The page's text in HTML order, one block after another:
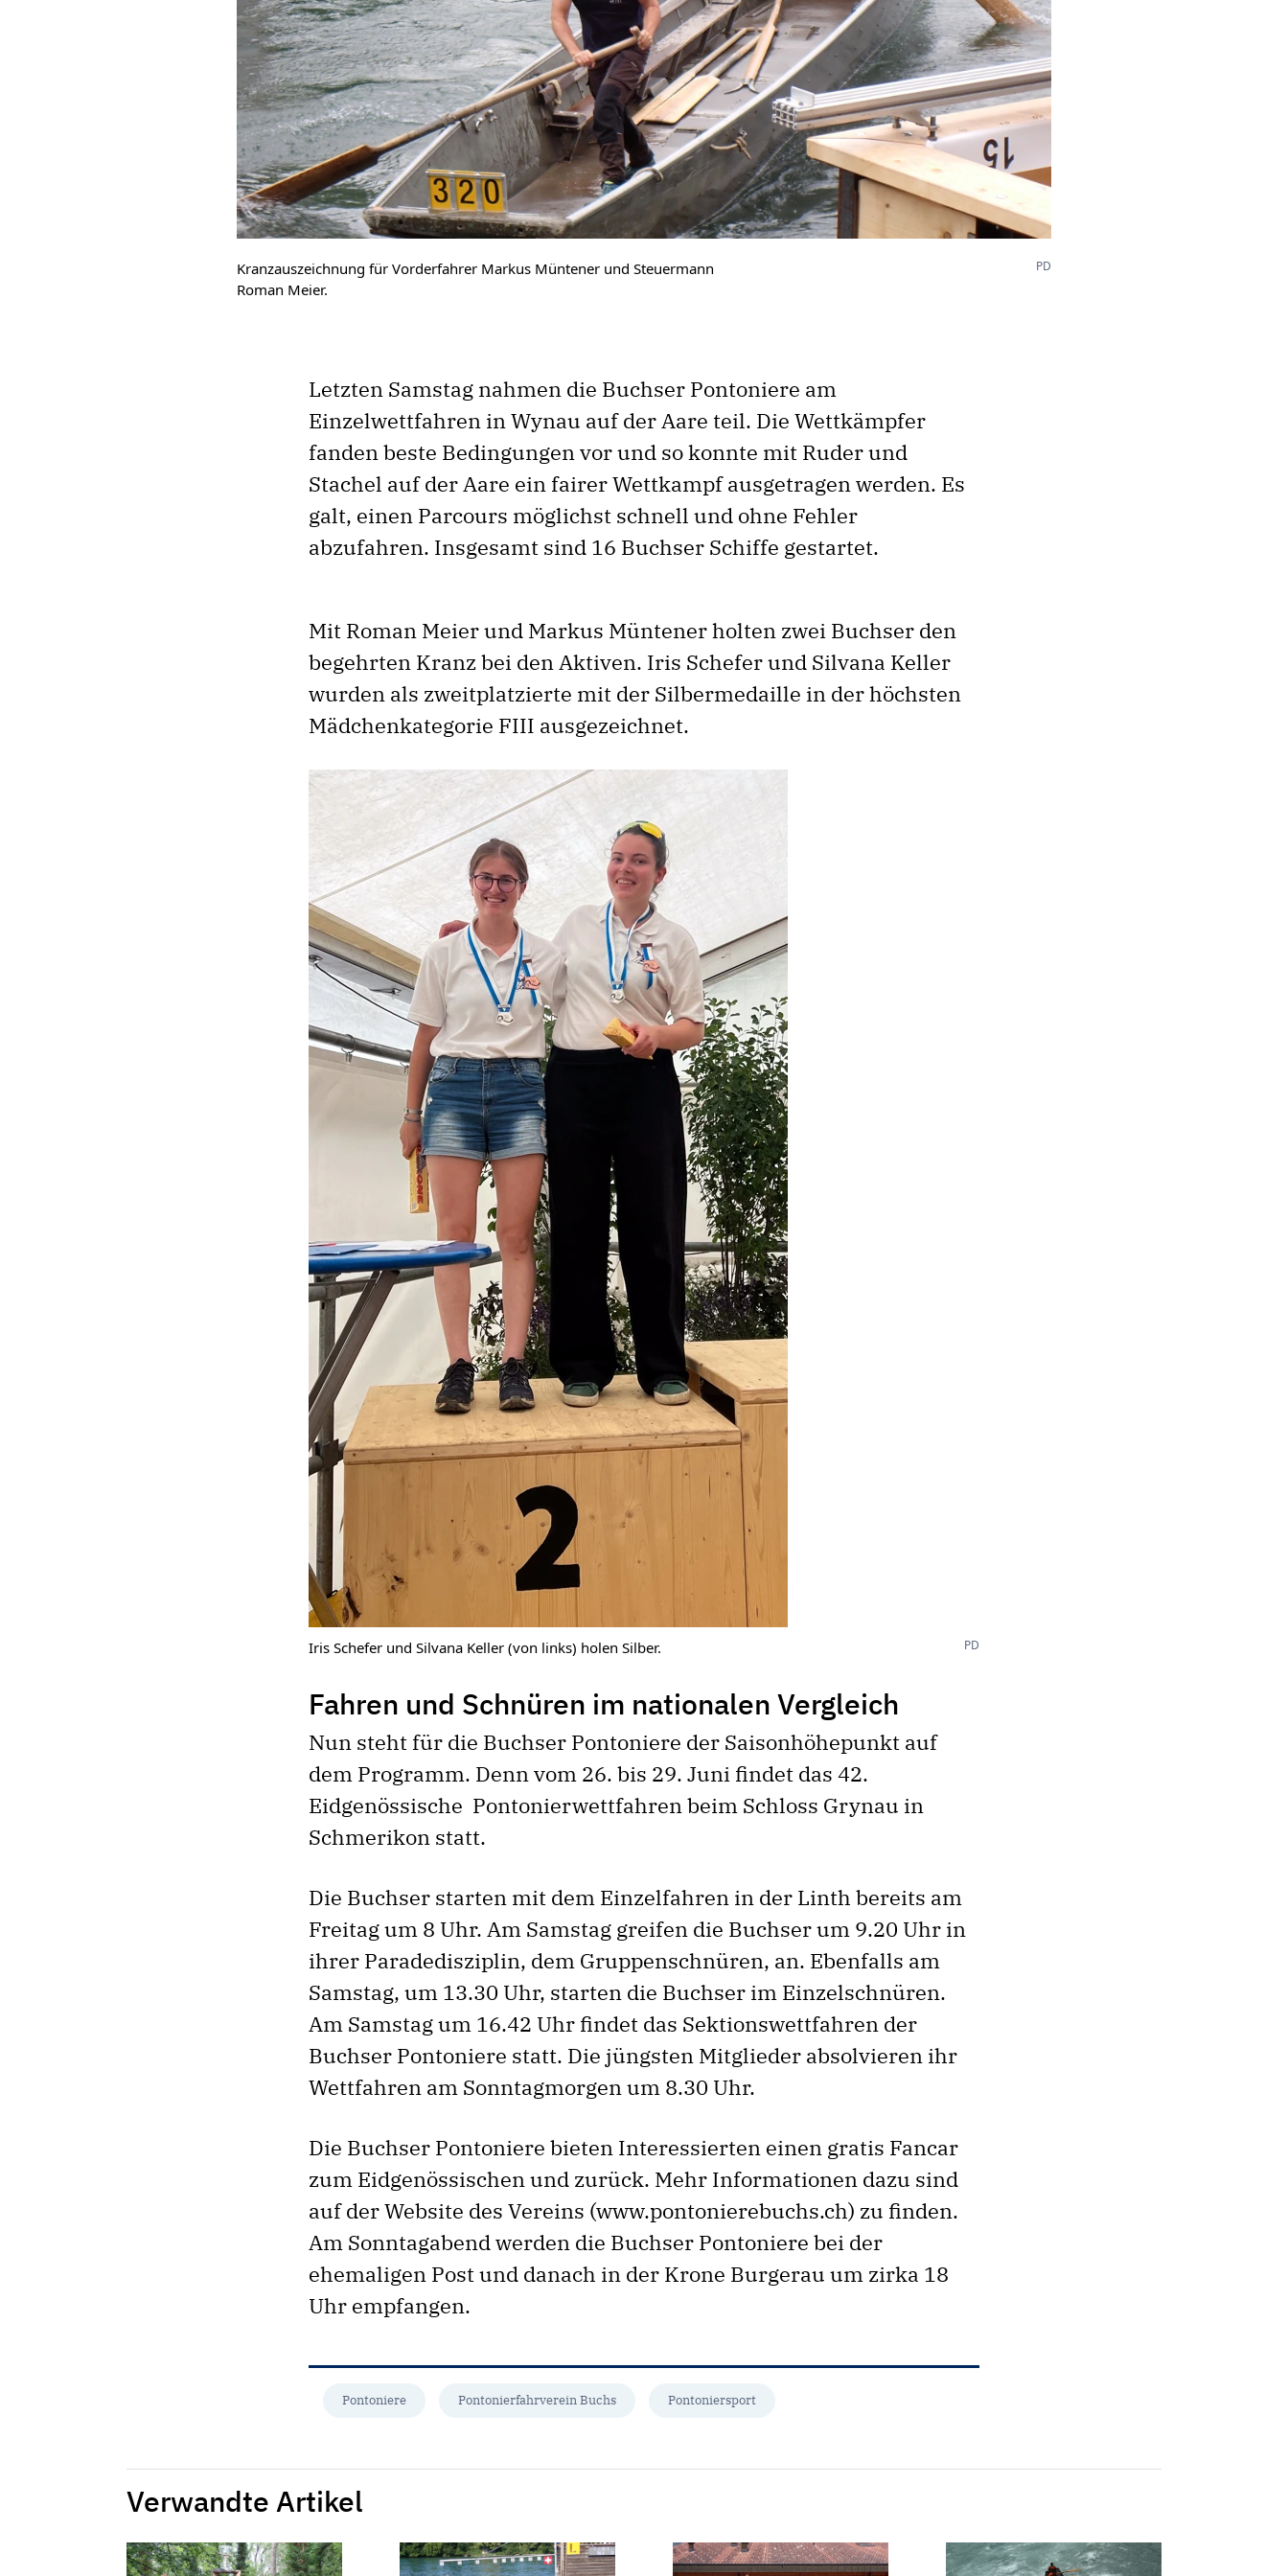
Kranzauszeichnung für Vorderfahrer Markus Müntener und Steuermann
Roman Meier.
PD
Letzten Samstag nahmen die Buchser Pontoniere am
Einzelwettfahren in Wynau auf der Aare teil. Die Wettkämpfer
fanden beste Bedingungen vor und so konnte mit Ruder und
Stachel auf der Aare ein fairer Wettkampf ausgetragen werden. Es
galt, einen Parcours möglichst schnell und ohne Fehler
abzufahren. Insgesamt sind 16 Buchser Schiffe gestartet.
Mit Roman Meier und Markus Müntener holten zwei Buchser den
begehrten Kranz bei den Aktiven. Iris Schefer und Silvana Keller
wurden als zweitplatzierte mit der Silbermedaille in der höchsten
Mädchenkategorie FIII ausgezeichnet.
Iris Schefer und Silvana Keller (von links) holen Silber. PD
Fahren und Schnüren im nationalen Vergleich
Nun steht für die Buchser Pontoniere der Saisonhöhepunkt auf
dem Programm. Denn vom 26. bis 29. Juni findet das 42.
Eidgenössische Pontonierwettfahren beim Schloss Grynau in
Schmerikon statt.
Die Buchser starten mit dem Einzelfahren in der Linth bereits am
Freitag um 8 Uhr. Am Samstag greifen die Buchser um 9.20 Uhr in
ihrer Paradedisziplin, dem Gruppenschnüren, an. Ebenfalls am
Samstag, um 13.30 Uhr, starten die Buchser im Einzelschnüren.
Am Samstag um 16.42 Uhr findet das Sektionswettfahren der
Buchser Pontoniere statt. Die jüngsten Mitglieder absolvieren ihr
Wettfahren am Sonntagmorgen um 8.30 Uhr.
Die Buchser Pontoniere bieten Interessierten einen gratis Fancar
zum Eidgenössischen und zurück. Mehr Informationen dazu sind
auf der Website des Vereins (www.pontonierebuchs.ch) zu finden.
Am Sonntagabend werden die Buchser Pontoniere bei der
ehemaligen Post und danach in der Krone Burgerau um zirka 18
Uhr empfangen.
Pontoniere Pontonierfahrverein Buchs Pontoniersport
Verwandte Artikel